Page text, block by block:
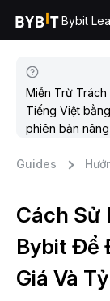
Bybit
Miễn Trừ
Tiếng Việt
phiên bản
Guides
Cách Sử
Bybit Để
Giá Và